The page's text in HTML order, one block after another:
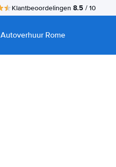
Klantbeoordelingen 8.5 / 10
Autoverhuur Rome